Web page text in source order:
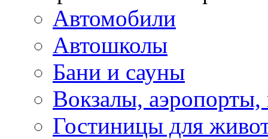
Автомобили
Автошколы
Бани и сауны
Вокзалы,
Гостиницы для